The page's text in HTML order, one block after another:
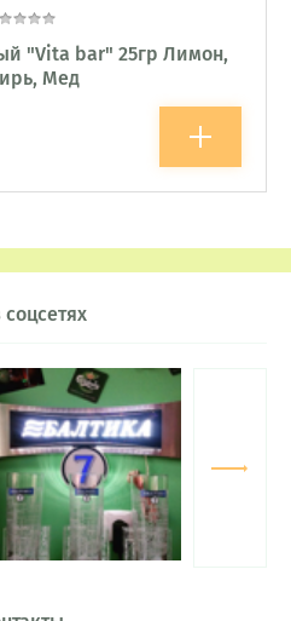
"Vita bar" 25гр Лимон,
Мед